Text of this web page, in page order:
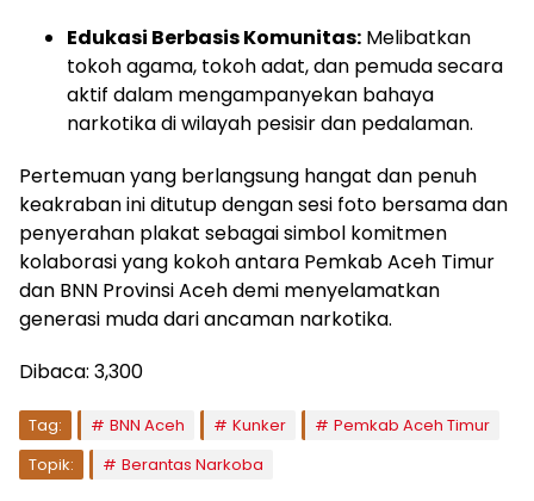
Edukasi Berbasis Komunitas: Melibatkan
tokoh agama, tokoh adat, dan pemuda secara
aktif dalam mengampanyekan bahaya
narkotika di wilayah pesisir dan pedalaman.
Pertemuan yang berlangsung hangat dan penuh
keakraban ini ditutup dengan sesi foto bersama dan
penyerahan plakat sebagai simbol komitmen
kolaborasi yang kokoh antara Pemkab Aceh Timur
dan BNN Provinsi Aceh demi menyelamatkan
generasi muda dari ancaman narkotika.
Dibaca: 3,300
Tag: BNN Aceh Kunker
Pemkab Aceh Timur
Topik:
Berantas Narkoba